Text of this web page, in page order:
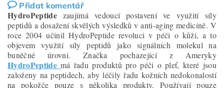
Přidat komentář
HydroPeptide zaujímá vedoucí postavení ve využití síly
peptidů a dosažení skvělých výsledků v anti-aging medicíně. V
roce 2004 učinil HydroPeptide revoluci v péči o kůži, a to
objevem využití síly peptidů jako signálních molekul na
buněčné úrovni. Značka pochazející z Ameryky
HydroPeptide má řadu produktů pro péči o pleť, které jsou
založeny na peptidech, aby léčily řadu kožních nedokonalostí
na pokožče pouze s několika produkty. Používají pouze